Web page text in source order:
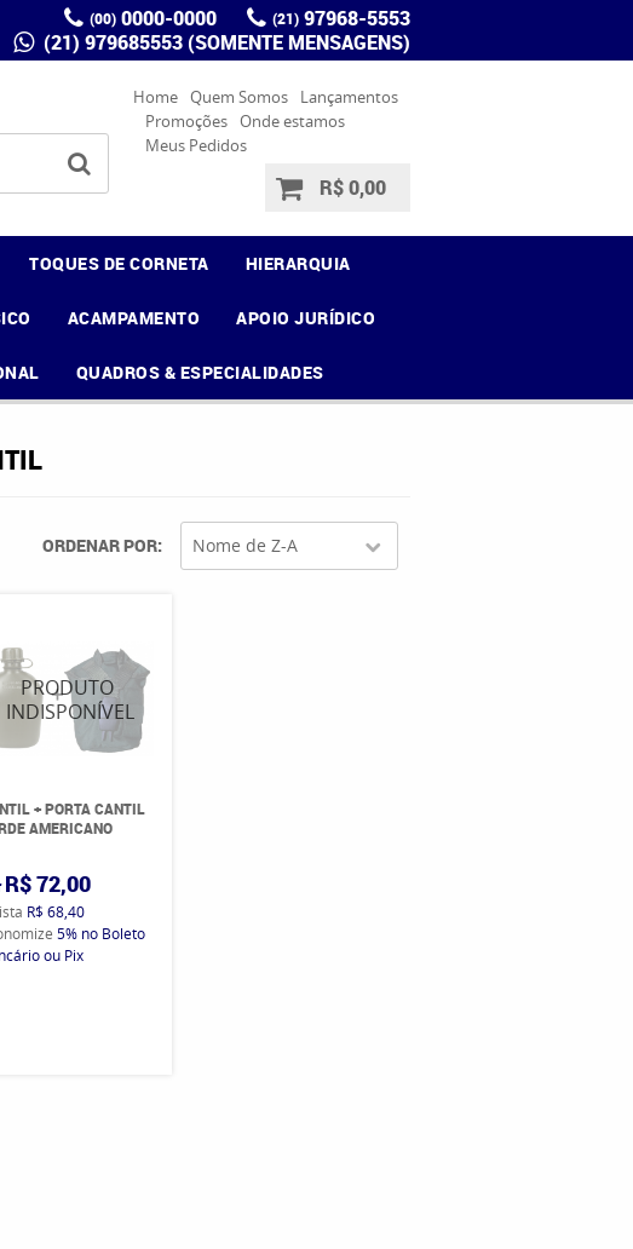
(00) 0000-0000 (21) 97968-5553
(21) 979685553 (SOMENTE MENSAGENS)
Home Quem Somos
Lançamentos
Promoções Onde estamos
Meus Pedidos
R$ 0,00
TOQUES DE CORNETA HIERARQUIA
ACAMPAMENTO APOIO JURÍDICO
QUADROS & ESPECIALIDADES
ORDENAR POR Nome de Z-A
+ PORTA CANTIL
AMERICANO
R$ 72,00
R$ 68,40
5% no Boleto
ou Pix